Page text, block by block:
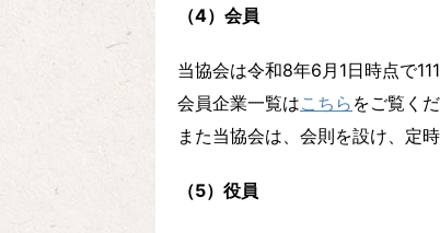
（4）会員
当協会は令和8年6月1日時点で
会員企業一覧はこちら をご覧くだ
また当協会は、会則を設け、定
（5）役員